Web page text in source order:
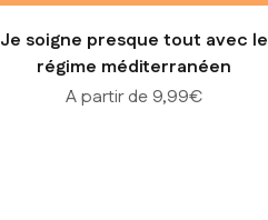
Je soigne presque tout avec le
régime méditerranéen
Prix de vente
A partir de 9,99€